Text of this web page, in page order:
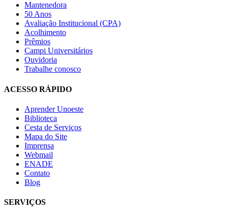
Mantenedora
50 Anos
Avaliação Institucional (CPA)
Acolhimento
Prêmios
Campi Universitários
Ouvidoria
Trabalhe conosco
ACESSO RÁPIDO
Aprender Unoeste
Biblioteca
Cesta de Serviços
Mapa do Site
Imprensa
Webmail
ENADE
Contato
Blog
SERVIÇOS